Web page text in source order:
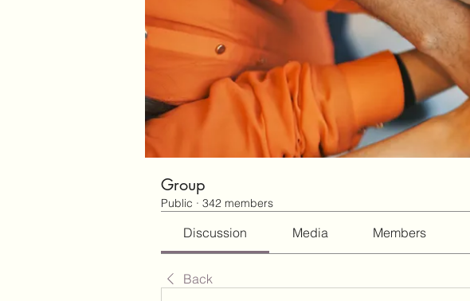
Group
Public · 342 members
Discussion Media Members
Back